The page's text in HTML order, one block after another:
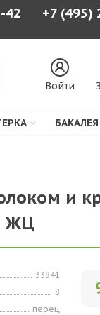
42 +7 (495)
Войти
БАКАЛЕЯ
и
ЖЦ
33841
8
перец